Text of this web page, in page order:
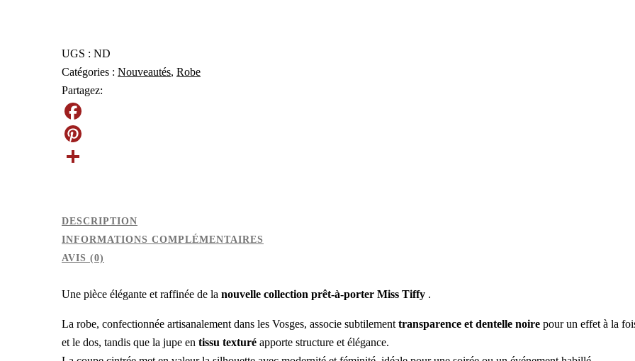
-
Atelier
dans
Les
Vosges
88)
UGS : ND
Catégories : Nouveautés, Robe
Partagez:
F
b
o
k
P
t
e
e
r
t
g
DESCRIPTION
INFORMATIONS COMPLÉMENTAIRES
AVIS (0)
Une pièce élégante et raffinée de la nouvelle collection prêt-à-porter Miss Tiffy .
La robe, confectionnée artisanalement dans les Vosges, associe subtilement transparence et dentelle noire pour un effet à la
et le dos, tandis que la jupe en tissu texturé apporte structure et élégance.